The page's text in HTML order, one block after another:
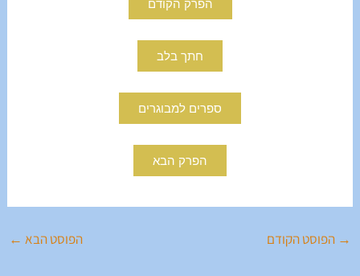
הפרק הקודם
חתך בלב
ספרים למבוגרים
הפרק הבא
→ הפוסט הקודם הפוסט הבא ←